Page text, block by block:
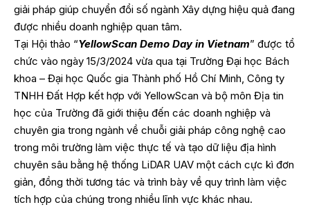
giải pháp giúp chuyển đổi số ngành Xây dựng hiệu quả đang
được nhiều doanh nghiệp quan tâm.
Tại Hội thảo “YellowScan Demo Day in Vietnam” được tổ
chức vào ngày 15/3/2024 vừa qua tại Trường Đại học Bách
khoa – Đại học Quốc gia Thành phố Hồ Chí Minh, Công ty
TNHH Đất Hợp kết hợp với YellowScan và bộ môn Địa tin
học của Trường đã giới thiệu đến các doanh nghiệp và
chuyên gia trong ngành về chuỗi giải pháp công nghệ cao
trong môi trường làm việc thực tế và tạo dữ liệu địa hình
chuyên sâu bằng hệ thống LiDAR UAV một cách cực kì đơn
giản, đồng thời tương tác và trình bày về quy trình làm việc
tích hợp của chúng trong nhiều lĩnh vực khác nhau.